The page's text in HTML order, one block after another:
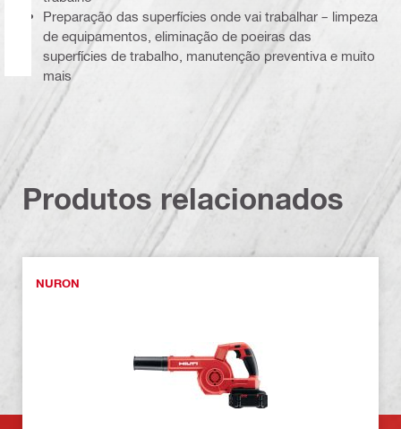
Preparação das superfícies onde vai trabalhar – limpeza
de equipamentos, eliminação de poeiras das
superfícies de trabalho, manutenção preventiva e muito
mais
Produtos relacionados
NURON